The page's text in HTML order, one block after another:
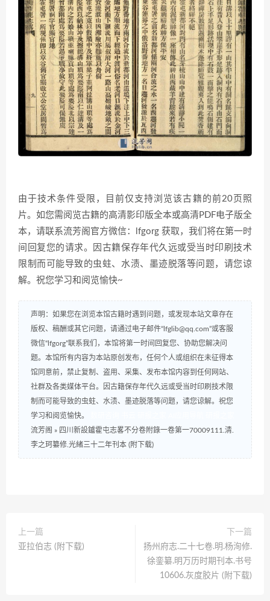
由于技术条件受限，目前仅支持浏览该古籍的前20页照
片。如您需阅览古籍的高清影印版全本或高清PDF电子版全
本，请联系流芳阁官方微信：lfgorg 获取，我们将在第一时
间回复您的请求。因古籍保存年代久远或受当时印刷技术
限制而可能导致的虫蛀、水渍、墨迹脱落等问题，请您谅
解。祝您学习和阅览愉快~
声明：如果您在浏览本馆古籍时遇到问题，或发现本站文章存在
版权、稿酬或其它问题，请通过电子邮件“lfglib@qq.com”或客服
微信“lfgorg”联系我们，本馆将第一时间回复您、协助您解决问
题。本馆所有内容为本站原创发布，任何个人或组织在未征得本
馆同意前，禁止复制、盗用、采集、发布本馆内容到任何网站、
社群及各类媒体平台。因古籍保存年代久远或受当时印刷技术限
制而可能导致的虫蛀、水渍、墨迹脱落等问题，请您谅解。祝您
学习和阅览愉快。
流芳阁 » 四川新設鑪霍屯志畧不分卷附錄一卷第一70009111.清.
李之珂纂修.光緒三十二年刊本 (附下载)
上一篇
亚拉伯志 (附下载)
下一篇
扬州府志.二十七卷.明.杨洵修.
徐銮纂.明万历时期刊本.书号
10606.灰度胶片 (附下载)